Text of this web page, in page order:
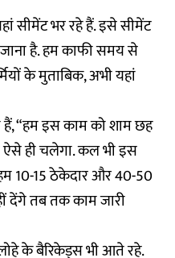
सीमेंट भर रहे हैं. इसे सीमेंट
है. हम काफी समय से
के मुताबिक, अभी यहां
हैं, “हम इस काम को शाम छह
ही चलेगा. कल भी इस
10-15 ठेकेदार और 40-50
देंगे तब तक काम जारी
के बैरिकेड्स भी आते रहे.